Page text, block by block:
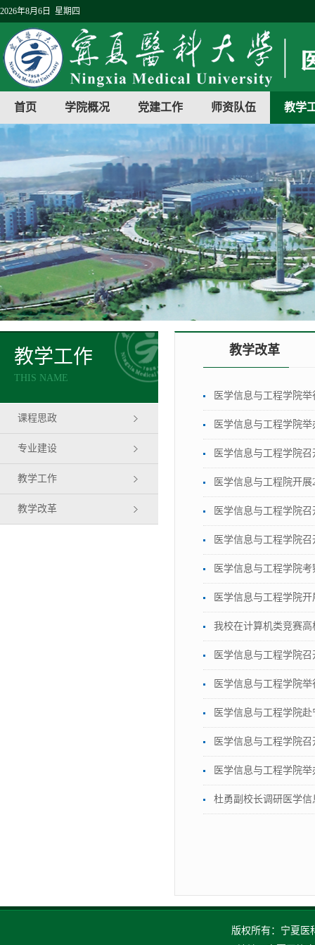
2026年8月6日 星期四
首页 学院概况 党建工作 师资队伍 教学
教学工作
THIS NAME
课程思政
专业建设
教学工作
教学改革
教学改革
医学信息与工程学院
医学信息与工程学院
医学信息与工程学院
医学信息与工程院开
医学信息与工程学院
医学信息与工程学院
医学信息与工程学院
医学信息与工程学院
我校在计算机类竞赛
医学信息与工程学院
医学信息与工程学院
医学信息与工程学院
医学信息与工程学院
医学信息与工程学院
杜勇副校长调研医学
版权所有：宁夏医